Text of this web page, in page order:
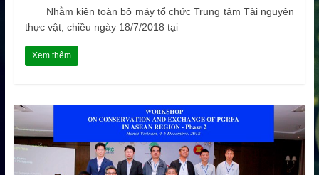
Nhằm kiện toàn bộ máy tổ chức Trung tâm Tài nguyên
thực vật, chiều ngày 18/7/2018 tại
Xem thêm